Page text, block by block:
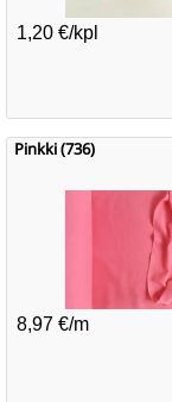
1,20 €/kpl
Pinkki (736)
8,97 €/m